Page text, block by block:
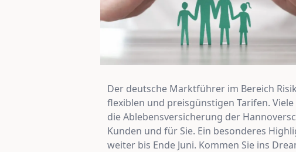
Der deutsche Marktführer im Bereich
flexiblen und preisgünstigen Tarifen.
die Ablebensversicherung der
Kunden und für Sie. Ein besonderes
weiter bis Ende Juni. Kommen Sie ins